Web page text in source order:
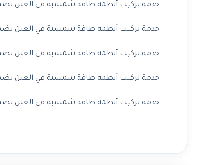
خدمة تركيب أنظمة طاقة شمسية في العين
خدمة تركيب أنظمة طاقة شمسية في العين
خدمة تركيب أنظمة طاقة شمسية في العين
خدمة تركيب أنظمة طاقة شمسية في العين
خدمة تركيب أنظمة طاقة شمسية في العين